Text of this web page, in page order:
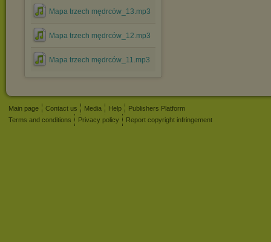
Mapa trzech mędrców_13.mp3
Mapa trzech mędrców_12.mp3
Mapa trzech mędrców_11.mp3
Main page Contact us Media Help
Publishers Platform
Terms and conditions
Privacy policy Report copyright infringement